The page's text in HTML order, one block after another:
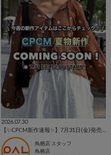
2026.07.30
鳥栖店 スタッフ
鳥栖店